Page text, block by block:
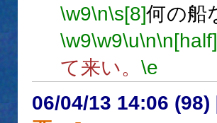
\w9\n\s[8]何の船
\w9\w9\u\n\n[half]
て来い。 \e
06/04/13 14:06 (98)